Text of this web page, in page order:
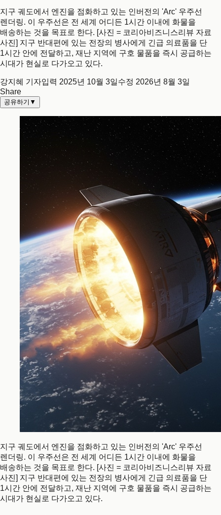
지구 궤도에서 엔진을 점화하고 있는 인버전의 'Arc' 우주선
렌더링. 이 우주선은 전 세계 어디든 1시간 이내에 화물을
배송하는 것을 목표로 한다. [사진 = 코리아비즈니스리뷰 자료
사진] 지구 반대편에 있는 전장의 병사에게 긴급 의료품을 단
1시간 안에 전달하고, 재난 지역에 구호 물품을 즉시 공급하는
시대가 현실로 다가오고 있다.
강지혜 기자입력 2025년 10월 3일수정 2026년 8월 3일
Share
공유하기 ▼
지구 궤도에서 엔진을 점화하고 있는 인버전의 'Arc' 우주선
렌더링. 이 우주선은 전 세계 어디든 1시간 이내에 화물을
배송하는 것을 목표로 한다. [사진 = 코리아비즈니스리뷰 자료
사진] 지구 반대편에 있는 전장의 병사에게 긴급 의료품을 단
1시간 안에 전달하고, 재난 지역에 구호 물품을 즉시 공급하는
시대가 현실로 다가오고 있다.